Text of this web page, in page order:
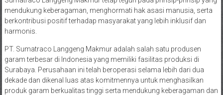
mendukung keberagaman, menghormati hak asasi manusia, serta
berkontribusi positif terhadap masyarakat yang lebih inklusif dan
harmonis.
PT. Sumatraco Langgeng Makmur adalah salah satu produsen
garam terbesar di Indonesia yang memiliki fasilitas produksi di
Surabaya. Perusahaan ini telah beroperasi selama lebih dari dua
dekade dan dikenal luas atas komitmennya untuk menghasilkan
produk garam berkualitas tinggi serta mendukung keberagaman dan